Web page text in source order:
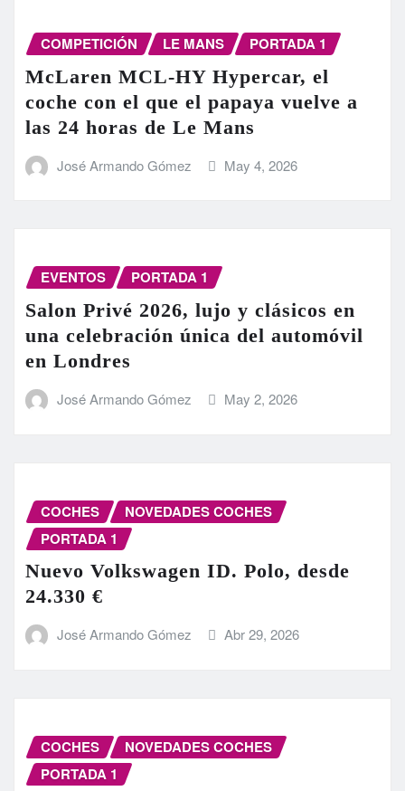
COMPETICIÓN LE MANS PORTADA 1
McLaren MCL-HY Hypercar, el
coche con el que el papaya vuelve a
las 24 horas de Le Mans
José Armando Gómez May 4, 2026
EVENTOS PORTADA 1
Salon Privé 2026, lujo y clásicos en
una celebración única del automóvil
en Londres
José Armando Gómez May 2, 2026
COCHES
NOVEDADES COCHES
PORTADA 1
Nuevo Volkswagen ID. Polo, desde
24.330 €
José Armando Gómez Abr 29, 2026
COCHES
NOVEDADES COCHES
PORTADA 1